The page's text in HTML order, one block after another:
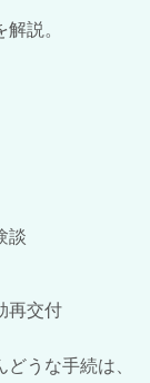
説。
談
再交付
うな手続は、